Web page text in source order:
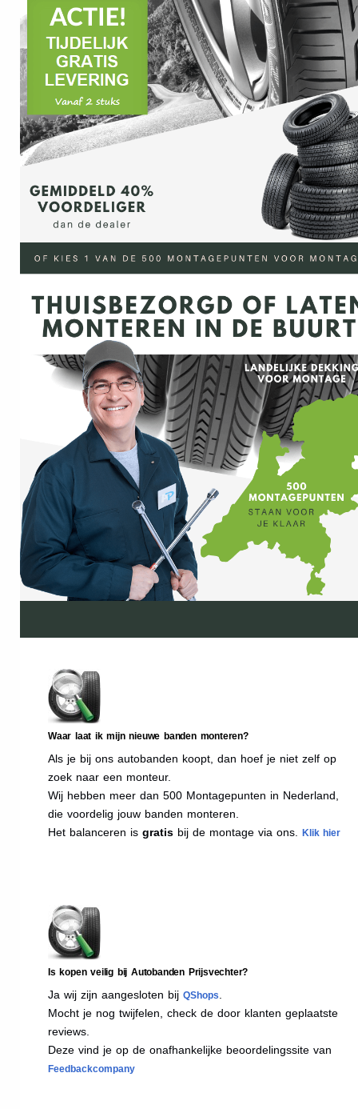
Waar laat ik mijn nieuwe banden monteren?
Als je bij ons autobanden koopt, dan hoef je niet zelf op
zoek naar een monteur.
Wij hebben meer dan 500 Montagepunten in Nederland,
die voordelig jouw banden monteren.
Het balanceren is gratis bij de montage via ons. Klik hier
Is kopen veilig bij Autobanden Prijsvechter?
Ja wij zijn aangesloten bij QShops
Mocht je nog twijfelen, check de door klanten geplaatste
reviews.
Deze vind je op de onafhankelijke beoordelingssite van
Feedbackcompany